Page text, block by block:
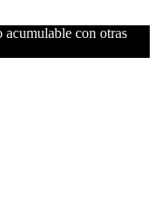
con otras